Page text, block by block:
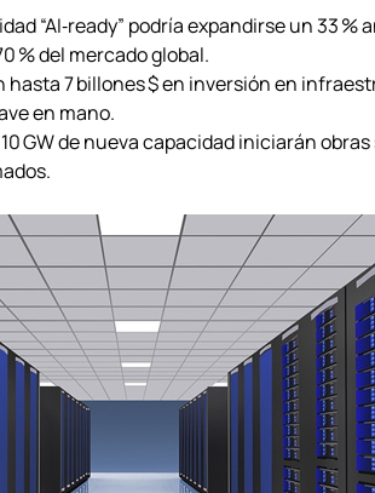
“AI‑ready” podría expandirse un 33 %
% del mercado global.
hasta 7 billones $ en inversión en
en mano.
GW de nueva capacidad iniciarán